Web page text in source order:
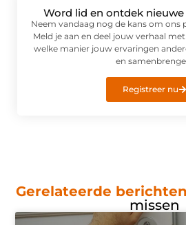
Word lid en ontdek
Neem vandaag nog de kans om ons
Meld je aan en deel jouw verhaal
welke manier jouw ervaringen
en
Registreer nu
Gerelateerde berichten
missen